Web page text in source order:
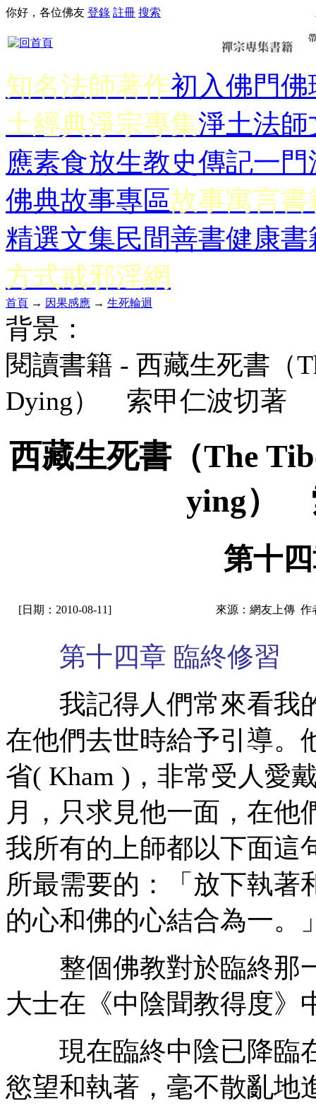
你好，各位佛友 登錄 註冊 搜索
知名法師著作初入佛門佛
土經典淨宗專集淨土法師
應素食放生教史傳記一門
佛典故事專區故事寓言書
精選文集民間善書健康書
方式戒邪淫網
首頁 → 因果感應 → 生死輪迴
背景：
閱讀書籍 - 西藏生死書（
Dying） 索甲仁波切著
西藏生死書（The
ying）
第十
[日期：2010-08-11] 來源：網友上傳 作
第十四章 臨終修習
我記得人們常來看我
在他們去世時給予引導。
省( Kham )，非常受人愛
月，只求見他一面，在他
我所有的上師都以下面這
所最需要的：「放下執著
的心和佛的心結合為一。
整個佛教對於臨終那
大士在《中陰聞教得度》
現在臨終中陰已降臨
慾望和執著，毫不散亂地